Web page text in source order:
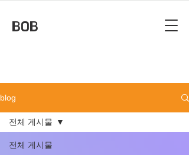
BOB
blog
전체 게시물
전체 게시물